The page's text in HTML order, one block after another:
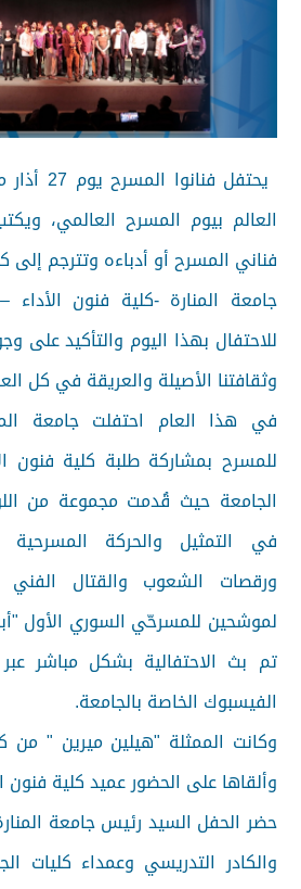
العالم بيوم المسرح العالمي،
فناني المسرح أو أدباءه وتترجم إلى
جامعة المنارة -كلية فنون
للاحتفال بهذا اليوم والتأكيد على
وثقافتنا الأصيلة والعريقة في كل
في هذا العام احتفلت جامعة
للمسرح بمشاركة طلبة كلية فنون
الجامعة حيث قُدمت مجموعة من
في التمثيل والحركة
ورقصات الشعوب والقتال الفني
لموشحين للمسرحّي السوري الأول
تم بث الاحتفالية بشكل مباشر
الفيسبوك الخاصة بالجامعة.
وكانت الممثلة "هيلين ميرين " من
وألقاها على الحضور عميد كلية فنون
حضر الحفل السيد رئيس جامعة
والكادر التدريسي وعمداء كليات